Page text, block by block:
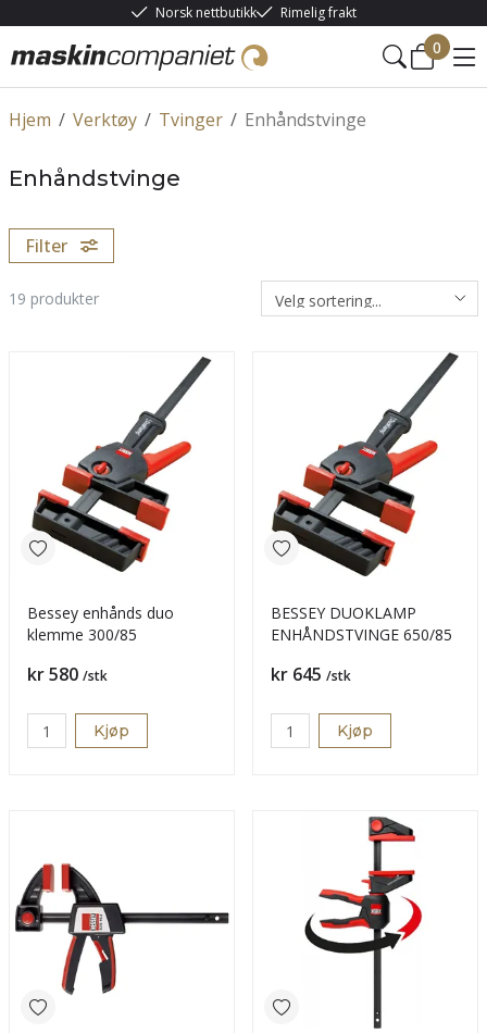
Norsk nettbutikk Rimelig frakt
0
/
Hjem /
Verktøy /
Tvinger Enhåndstvinge
Enhåndstvinge
Filter
19 produkter
Bessey enhånds duo
klemme 300/85
Pris
kr 580 /stk
Kjøp
BESSEY DUOKLAMP
ENHÅNDSTVINGE 650/85
Pris
kr 645 /stk
Kjøp